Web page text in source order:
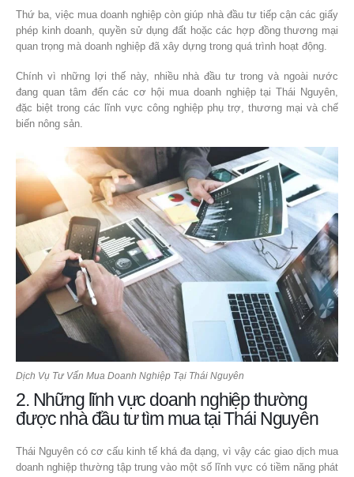
Thứ ba, việc mua doanh nghiệp còn giúp nhà đầu tư tiếp cận các giấy
phép kinh doanh, quyền sử dụng đất hoặc các hợp đồng thương mại
quan trọng mà doanh nghiệp đã xây dựng trong quá trình hoạt động.
Chính vì những lợi thế này, nhiều nhà đầu tư trong và ngoài nước
đang quan tâm đến các cơ hội mua doanh nghiệp tại Thái Nguyên,
đặc biệt trong các lĩnh vực công nghiệp phụ trợ, thương mại và chế
biến nông sản.
Dịch Vụ Tư Vấn Mua Doanh Nghiệp Tại Thái Nguyên
2. Những lĩnh vực doanh nghiệp thường
được nhà đầu tư tìm mua tại Thái Nguyên
Thái Nguyên có cơ cấu kinh tế khá đa dạng, vì vậy các giao dịch mua
doanh nghiệp thường tập trung vào một số lĩnh vực có tiềm năng phát